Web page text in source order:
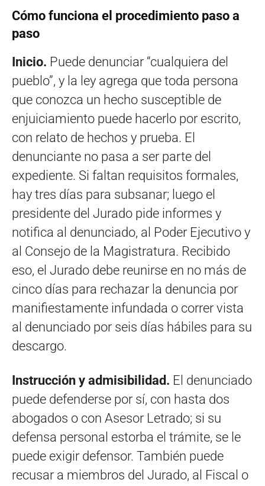
Cómo funciona el procedimiento paso a
paso
Inicio. Puede denunciar “cualquiera del
pueblo”, y la ley agrega que toda persona
que conozca un hecho susceptible de
enjuiciamiento puede hacerlo por escrito,
con relato de hechos y prueba. El
denunciante no pasa a ser parte del
expediente. Si faltan requisitos formales,
hay tres días para subsanar; luego el
presidente del Jurado pide informes y
notifica al denunciado, al Poder Ejecutivo y
al Consejo de la Magistratura. Recibido
eso, el Jurado debe reunirse en no más de
cinco días para rechazar la denuncia por
manifiestamente infundada o correr vista
al denunciado por seis días hábiles para su
descargo.
Instrucción y admisibilidad. El denunciado
puede defenderse por sí, con hasta dos
abogados o con Asesor Letrado; si su
defensa personal estorba el trámite, se le
puede exigir defensor. También puede
recusar a miembros del Jurado, al Fiscal o